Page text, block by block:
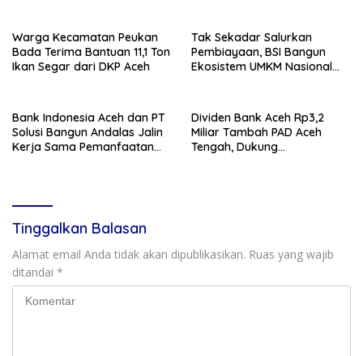
Warga Kecamatan Peukan
Bada Terima Bantuan 11,1 Ton
Ikan Segar dari DKP Aceh
Tak Sekadar Salurkan
Pembiayaan, BSI Bangun
Ekosistem UMKM Nasional
Bank Indonesia Aceh dan PT
Solusi Bangun Andalas Jalin
Kerja Sama Pemanfaatan
Dividen Bank Aceh Rp3,2
Miliar Tambah PAD Aceh
Tengah, Dukung
Tinggalkan Balasan
Alamat email Anda tidak akan dipublikasikan. Ruas yang wajib
ditandai *